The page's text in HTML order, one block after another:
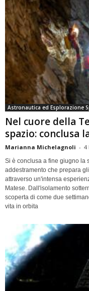
Astronautica ed Esplorazione
Nel cuore della
spazio: conclusa
Marianna Michelagnoli - 4
Si è conclusa a fine giugno la
addestramento che prepara
attraverso un'intensa
Matese. Dall'isolamento
scoperta di come due
vita in orbita